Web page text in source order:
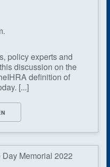
policy experts and
discussion on the
definition of
[...]